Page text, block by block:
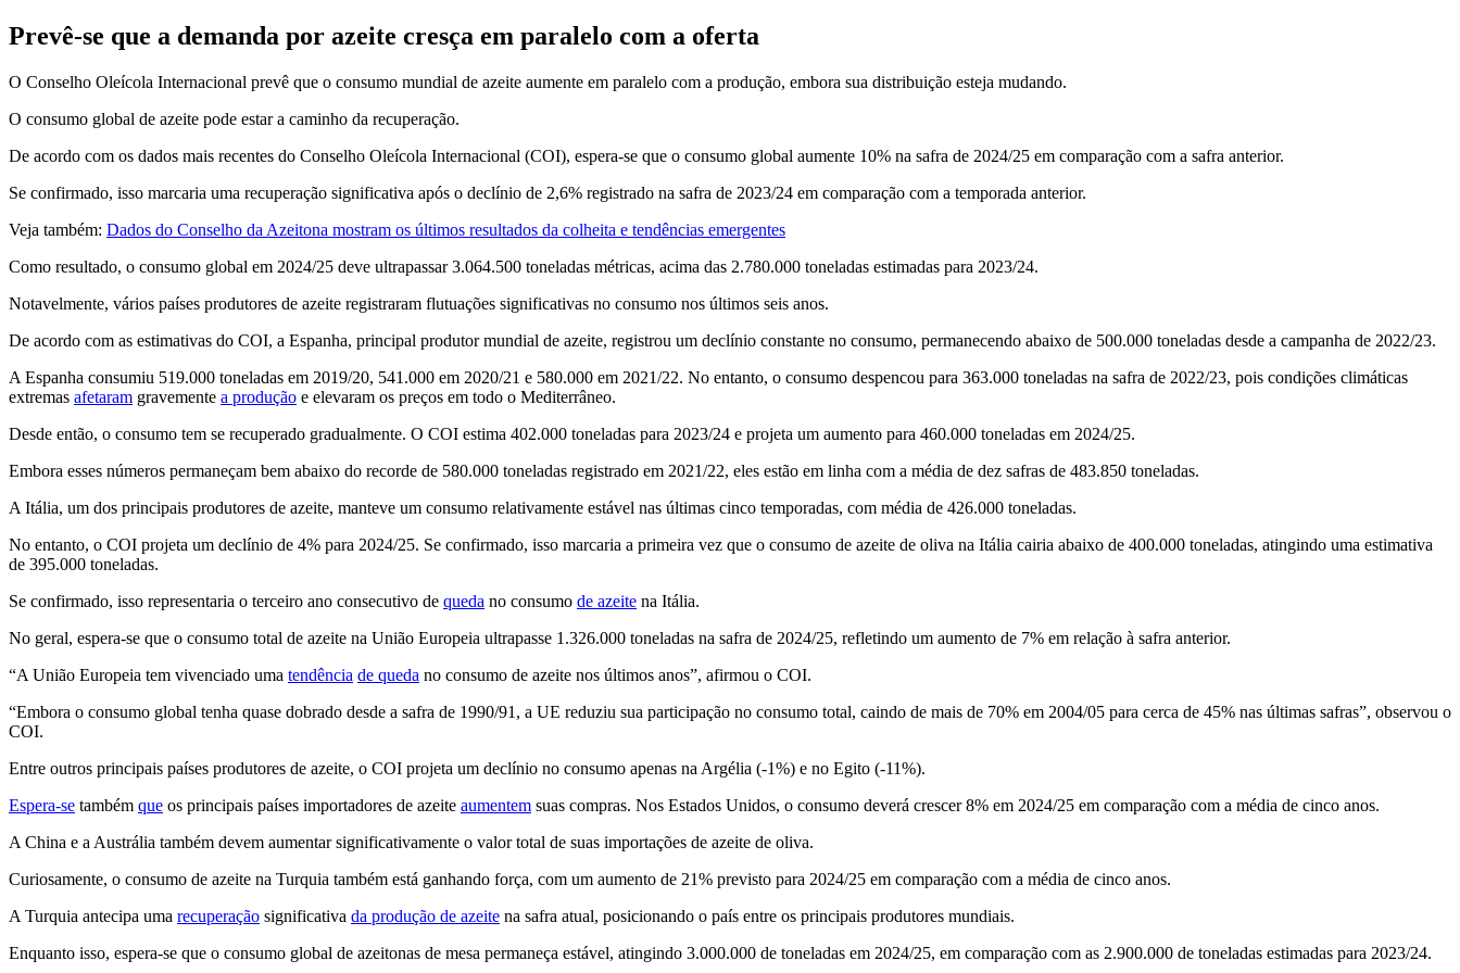
Prevê-se que a demanda por azeite cresça em paralelo com a oferta
O Conselho Oleícola Internacional prevê que o consumo mundial de azeite aumente em paralelo com a produção, embora sua distribuição esteja mudando.
O consumo global de azeite pode estar a caminho da recuperação.
De acordo com os dados mais recentes do Conselho Oleícola Internacional (COI), espera-se que o consumo global aumente 10% na safra de 2024/25 em comparação com a safra anterior.
Se confirmado, isso marcaria uma recuperação significativa após o declínio de 2,6% registrado na safra de 2023/24 em comparação com a temporada anterior.
Veja também: Dados do Conselho da Azeitona mostram os últimos resultados da colheita e tendências emergentes
Como resultado, o consumo global em 2024/25 deve ultrapassar 3.064.500 toneladas métricas, acima das 2.780.000 toneladas estimadas para 2023/24.
Notavelmente, vários países produtores de azeite registraram flutuações significativas no consumo nos últimos seis anos.
De acordo com as estimativas do COI, a Espanha, principal produtor mundial de azeite, registrou um declínio constante no consumo, permanecendo abaixo de 500.000 toneladas desde a campanha de 2022/23.
A Espanha consumiu 519.000 toneladas em 2019/20, 541.000 em 2020/21 e 580.000 em 2021/22. No entanto, o consumo despencou para 363.000 toneladas na safra de 2022/23, pois condições climáticas
extremas afetaram gravemente a produção e elevaram os preços em todo o Mediterrâneo.
Desde então, o consumo tem se recuperado gradualmente. O COI estima 402.000 toneladas para 2023/24 e projeta um aumento para 460.000 toneladas em 2024/25.
Embora esses números permaneçam bem abaixo do recorde de 580.000 toneladas registrado em 2021/22, eles estão em linha com a média de dez safras de 483.850 toneladas.
A Itália, um dos principais produtores de azeite, manteve um consumo relativamente estável nas últimas cinco temporadas, com média de 426.000 toneladas.
No entanto, o COI projeta um declínio de 4% para 2024/25. Se confirmado, isso marcaria a primeira vez que o consumo de azeite de oliva na Itália cairia abaixo de 400.000 toneladas, atingindo uma estimativa
de 395.000 toneladas.
Se confirmado, isso representaria o terceiro ano consecutivo de queda no consumo de azeite na Itália.
No geral, espera-se que o consumo total de azeite na União Europeia ultrapasse 1.326.000 toneladas na safra de 2024/25, refletindo um aumento de 7% em relação à safra anterior.
“A União Europeia tem vivenciado uma tendência de queda no consumo de azeite nos últimos anos”, afirmou o COI.
“Embora o consumo global tenha quase dobrado desde a safra de 1990/91, a UE reduziu sua participação no consumo total, caindo de mais de 70% em 2004/05 para cerca de 45% nas últimas safras”, observou o
COI.
Entre outros principais países produtores de azeite, o COI projeta um declínio no consumo apenas na Argélia (-1%) e no Egito (-11%).
Espera-se também que os principais países importadores de azeite aumentem suas compras. Nos Estados Unidos, o consumo deverá crescer 8% em 2024/25 em comparação com a média de cinco anos.
A China e a Austrália também devem aumentar significativamente o valor total de suas importações de azeite de oliva.
Curiosamente, o consumo de azeite na Turquia também está ganhando força, com um aumento de 21% previsto para 2024/25 em comparação com a média de cinco anos.
A Turquia antecipa uma recuperação significativa da produção de azeite na safra atual, posicionando o país entre os principais produtores mundiais.
Enquanto isso, espera-se que o consumo global de azeitonas de mesa permaneça estável, atingindo 3.000.000 de toneladas em 2024/25, em comparação com as 2.900.000 de toneladas estimadas para 2023/24.